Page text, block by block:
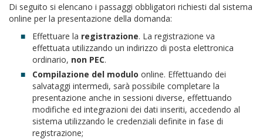
Di seguito si elencano i passaggi obbligatori richiesti dal sistema
online per la presentazione della domanda:
Effettuare la registrazione. La registrazione va
effettuata utilizzando un indirizzo di posta elettronica
ordinario, non PEC.
Compilazione del modulo online. Effettuando dei
salvataggi intermedi, sarà possibile completare la
presentazione anche in sessioni diverse, effettuando
modifiche ed integrazioni dei dati inseriti, accedendo al
sistema utilizzando le credenziali definite in fase di
registrazione;